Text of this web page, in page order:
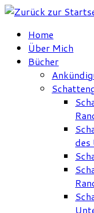
Zum
springenHome
Über Mich
Bücher
des